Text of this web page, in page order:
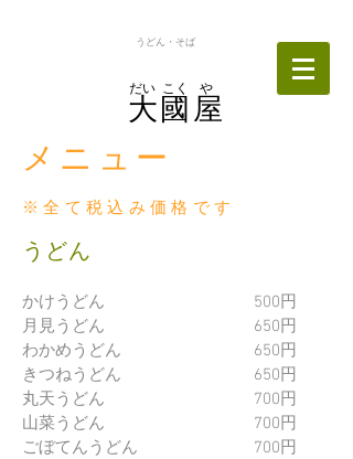
うどん・そば
だい
大國屋
​こく や
メニュー
※全て税込み価格です
うどん
かけうどん 500円
月見うどん 650円
わかめうどん 650円
きつねうどん 650円
丸天うどん 700円
山菜うどん 700円
ごぼてんうどん 700円